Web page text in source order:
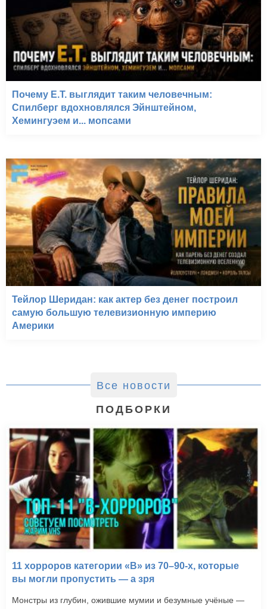
Почему E.T. выглядит таким человечным:
Спилберг вдохновлялся Эйнштейном,
Хемингуэем и... мопсами
Тейлор Шеридан: как актер без денег построил
самую большую телевизионную империю
Америки
Все новости
ПОДБОРКИ
11 хорроров категории «B» из 70–90-х, которые
вы могли пропустить — а зря
Монстры из глубин, ожившие мумии и безумные учёные —